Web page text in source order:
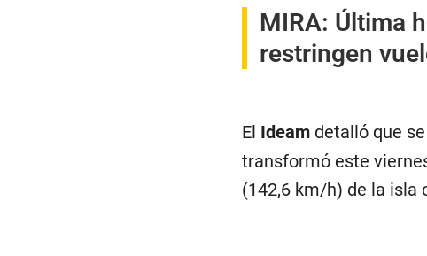
MIRA: Última
restringen
El Ideam detalló que
transformó este
(142,6 km/h) de la isla